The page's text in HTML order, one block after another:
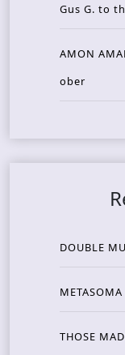
Gus G. to
AMON
ober
DOUBLE
THOSE